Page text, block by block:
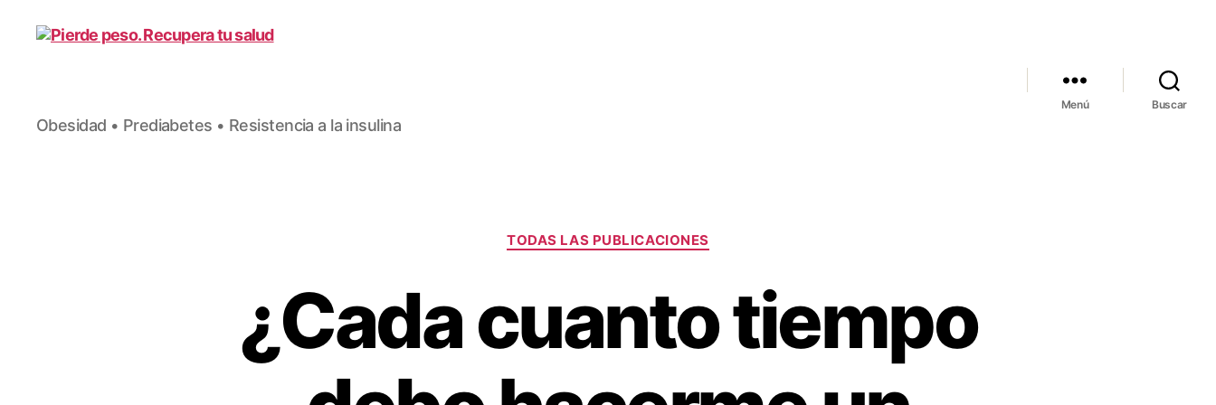
Pierde
peso.
Obesidad • Prediabetes • Resistencia a la insulina
Menú Buscar
Categorías
TODAS LAS PUBLICACIONES
¿Cada cuanto tiempo